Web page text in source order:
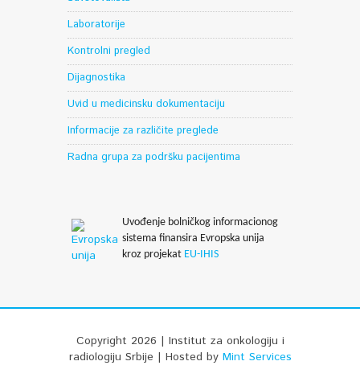
Laboratorije
Kontrolni pregled
Dijagnostika
Uvid u medicinsku dokumentaciju
Informacije za različite preglede
Radna grupa za podršku pacijentima
Uvođenje bolničkog informacionog
sistema finansira Evropska unija
kroz projekat EU-IHIS
Copyright 2026 | Institut za onkologiju i
radiologiju Srbije | Hosted by Mint Services